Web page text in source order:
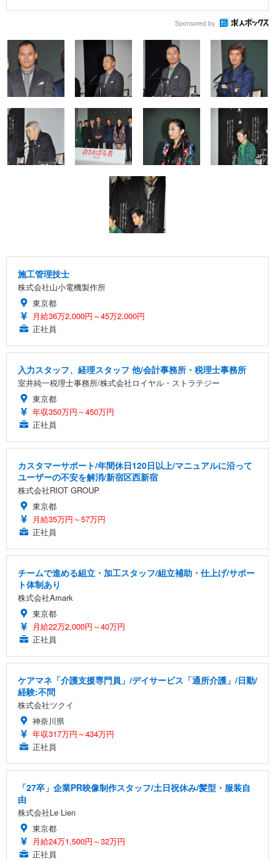
Sponsored by
施工管理技士
株式会社山小電機製作所
東京都
月給36万2,000円～45万2,000円
正社員
入力スタッフ、経理スタッフ 他/会計事務所・税理士事務所
室井純一税理士事務所/株式会社ロイヤル・ストラテジー
東京都
年収350万円～450万円
正社員
カスタマーサポート/年間休日120日以上/マニュアルに沿って
ユーザーの不安を解消/新宿区西新宿
株式会社RIOT GROUP
東京都
月給35万円～57万円
正社員
チームで進める組立・加工スタッフ/組立補助・仕上げ/サポー
ト体制あり
株式会社Amark
東京都
月給22万2,000円～40万円
正社員
ケアマネ「介護支援専門員」/デイサービス「通所介護」/日勤/
経験:不問
株式会社ツクイ
神奈川県
年収317万円～434万円
正社員
「27卒」企業PR映像制作スタッフ/土日祝休み/髪型・服装自
由
株式会社Le Lien
東京都
月給24万1,500円～32万円
正社員